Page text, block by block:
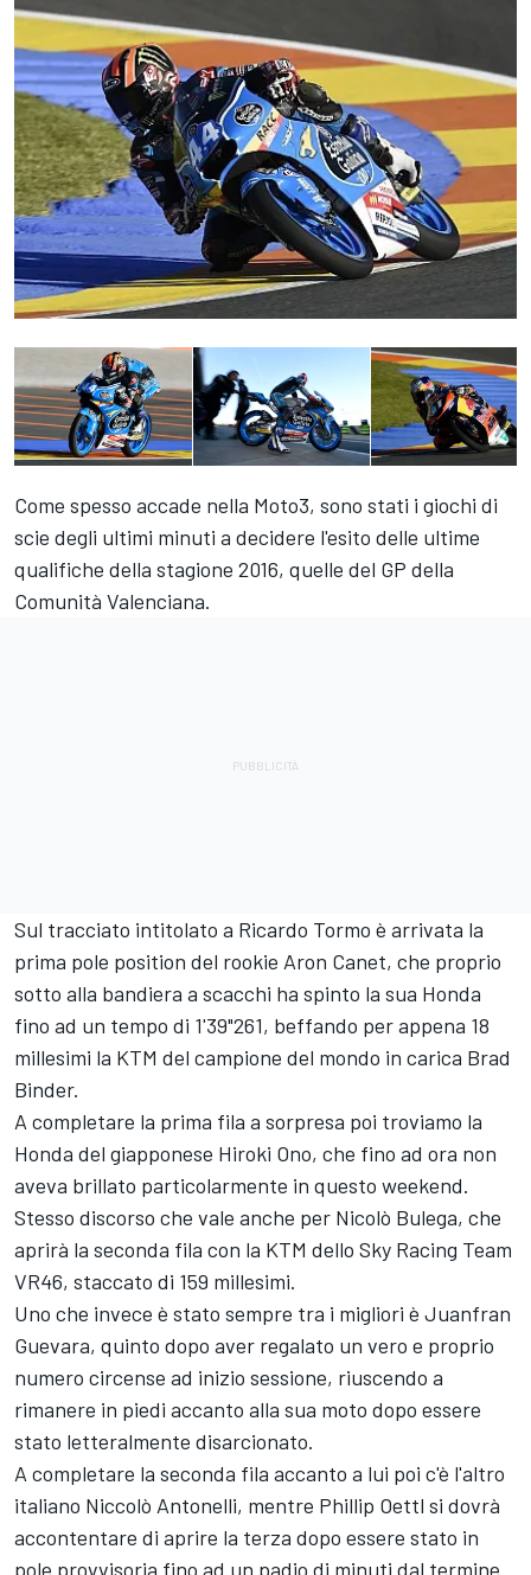
Come spesso accade nella Moto3, sono stati i giochi di
scie degli ultimi minuti a decidere l'esito delle ultime
qualifiche della stagione 2016, quelle del GP della
Comunità Valenciana.
Sul tracciato intitolato a Ricardo Tormo è arrivata la
prima pole position del rookie Aron Canet, che proprio
sotto alla bandiera a scacchi ha spinto la sua Honda
fino ad un tempo di 1'39"261, beffando per appena 18
millesimi la KTM del campione del mondo in carica Brad
Binder.
A completare la prima fila a sorpresa poi troviamo la
Honda del giapponese Hiroki Ono, che fino ad ora non
aveva brillato particolarmente in questo weekend.
Stesso discorso che vale anche per Nicolò Bulega, che
aprirà la seconda fila con la KTM dello Sky Racing Team
VR46, staccato di 159 millesimi.
Uno che invece è stato sempre tra i migliori è Juanfran
Guevara, quinto dopo aver regalato un vero e proprio
numero circense ad inizio sessione, riuscendo a
rimanere in piedi accanto alla sua moto dopo essere
stato letteralmente disarcionato.
A completare la seconda fila accanto a lui poi c'è l'altro
italiano Niccolò Antonelli, mentre Phillip Oettl si dovrà
accontentare di aprire la terza dopo essere stato in
pole provvisoria fino ad un padio di minuti dal termine.